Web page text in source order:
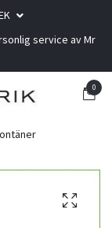
service av Mr
0